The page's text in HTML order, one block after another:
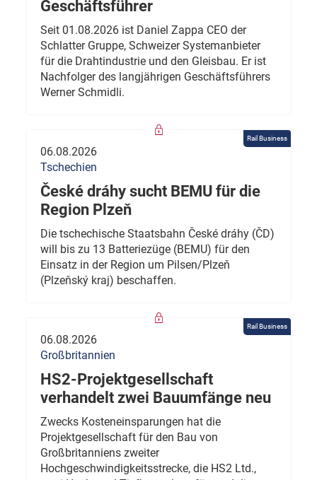
Geschäftsführer
Seit 01.08.2026 ist Daniel Zappa CEO der
Schlatter Gruppe, Schweizer Systemanbieter
für die Drahtindustrie und den Gleisbau. Er ist
Nachfolger des langjährigen Geschäftsführers
Werner Schmidli.
Rail Business
06.08.2026
Tschechien
České dráhy sucht BEMU für die
Region Plzeň
Die tschechische Staatsbahn České dráhy (ČD)
will bis zu 13 Batteriezüge (BEMU) für den
Einsatz in der Region um Pilsen/Plzeň
(Plzeňský kraj) beschaffen.
Rail Business
06.08.2026
Großbritannien
HS2-Projektgesellschaft
verhandelt zwei Bauumfänge neu
Zwecks Kosteneinsparungen hat die
Projektgesellschaft für den Bau von
Großbritanniens zweiter
Hochgeschwindigkeitsstrecke, die HS2 Ltd.,